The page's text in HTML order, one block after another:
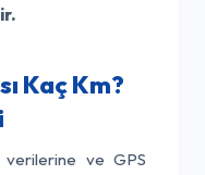
Kaç Km?
verilerine ve GPS